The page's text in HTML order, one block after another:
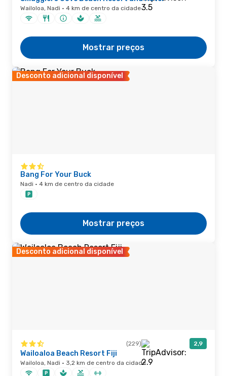
Wailoloa, Nadi · 4 km de centro da cidade
Mostrar preços
Desconto adicional disponível
Bang For Your Buck
Nadi · 4 km de centro da cidade
Mostrar preços
Desconto adicional disponível
(229) 2,9
Wailoaloa Beach Resort Fiji
Wailoloa, Nadi · 3,2 km de centro da cidade